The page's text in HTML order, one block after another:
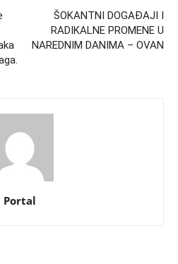
ŠOKANTNI DOGAĐAJI I
RADIKALNE PROMENE U
NAREDNIM DANIMA – OVAN
Portal